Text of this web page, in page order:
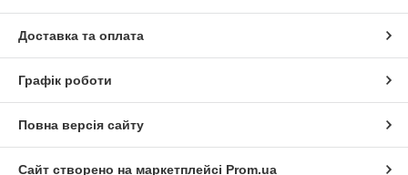
Доставка та оплата
Графік роботи
Повна версія сайту
Сайт створено на маркетплейсі Prom.ua